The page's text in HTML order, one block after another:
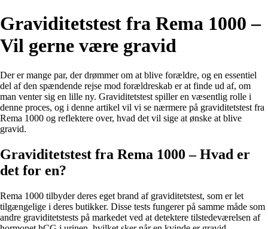
Graviditetstest fra Rema 1000 –
Vil gerne være gravid
Der er mange par, der drømmer om at blive forældre, og en essentiel
del af den spændende rejse mod forældreskab er at finde ud af, om
man venter sig en lille ny. Graviditetstest spiller en væsentlig rolle i
denne proces, og i denne artikel vil vi se nærmere på graviditetstest fra
Rema 1000 og reflektere over, hvad det vil sige at ønske at blive
gravid.
Graviditetstest fra Rema 1000 – Hvad er
det for en?
Rema 1000 tilbyder deres eget brand af graviditetstest, som er let
tilgængelige i deres butikker. Disse tests fungerer på samme måde som
andre graviditetstests på markedet ved at detektere tilstedeværelsen af